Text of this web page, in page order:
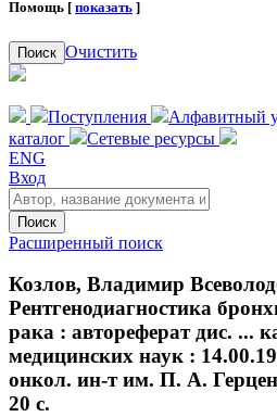
Помощь [ показать ]
Поиск Очистить
Поступления Алфавитный
каталог
Сетевые ресурсы
ENG
Вход
Поиск
Расширенный поиск
Козлов, Владимир
Рентгенодиагностика
рака : автореферат дис. ...
медицинских наук :
онкол. ин-т им. П. А.
20 с.